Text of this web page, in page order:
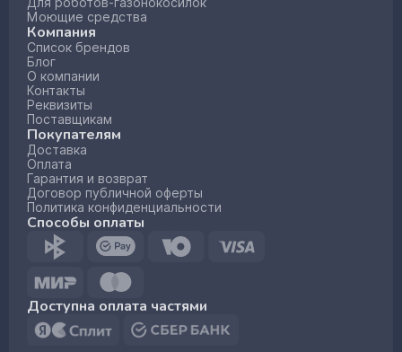
Моющие средства
Компания
Список брендов
Блог
О компании
Контакты
Реквизиты
Поставщикам
Покупателям
Доставка
Оплата
Гарантия и возврат
Договор публичной оферты
Политика конфиденциальности
Способы оплаты
Доступна оплата частями